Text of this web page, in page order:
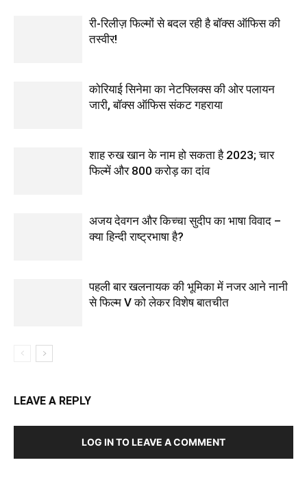
री-रिलीज़ फिल्मों से बदल रही है बॉक्स ऑफिस की
तस्वीर!
कोरियाई सिनेमा का नेटफ्लिक्स की ओर पलायन
जारी, बॉक्स ऑफिस संकट गहराया
शाह रुख खान के नाम हो सकता है 2023; चार
फिल्में और 800 करोड़ का दांव
अजय देवगन और किच्चा सुदीप का भाषा विवाद –
क्या हिन्दी राष्ट्रभाषा है?
पहली बार खलनायक की भूमिका में नजर आने नानी
से फिल्‍म V को लेकर विशेष बातचीत
LEAVE A REPLY
LOG IN TO LEAVE A COMMENT